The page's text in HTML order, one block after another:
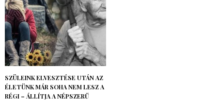
SZÜLEINK ELVESZTÉSE UTÁN AZ
ÉLETÜNK MÁR SOHA NEM LESZ A
RÉGI – ÁLLÍTJA A NÉPSZERŰ